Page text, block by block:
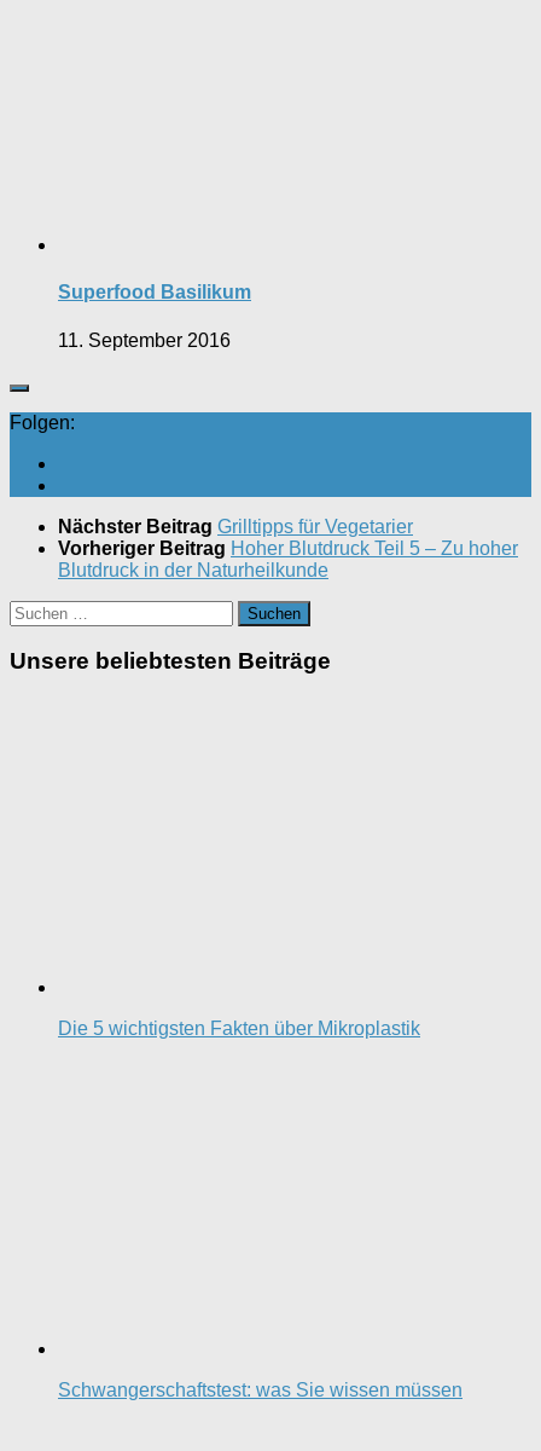
Superfood Basilikum
11. September 2016
Folgen:
Nächster Beitrag Grilltipps für Vegetarier
Vorheriger Beitrag Hoher Blutdruck Teil 5 – Zu hoher
Blutdruck in der Naturheilkunde
Suchen
nach:
Unsere beliebtesten Beiträge
Die 5 wichtigsten Fakten über Mikroplastik
Schwangerschaftstest: was Sie wissen müssen